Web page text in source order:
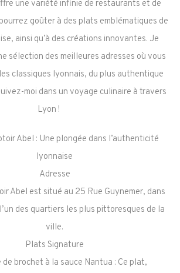
une variété infinie de restaurants et de
goûter à des plats emblématiques de
ainsi qu’à des créations innovantes. Je
sélection des meilleures adresses où vous
classiques lyonnais, du plus authentique
moi dans un voyage culinaire à travers
Lyon !
Abel : Une plongée dans l’authenticité
lyonnaise
Adresse
Abel est situé au 25 Rue Guynemer, dans
des quartiers les plus pittoresques de la
ville.
Plats Signature
de brochet à la sauce Nantua : Ce plat,